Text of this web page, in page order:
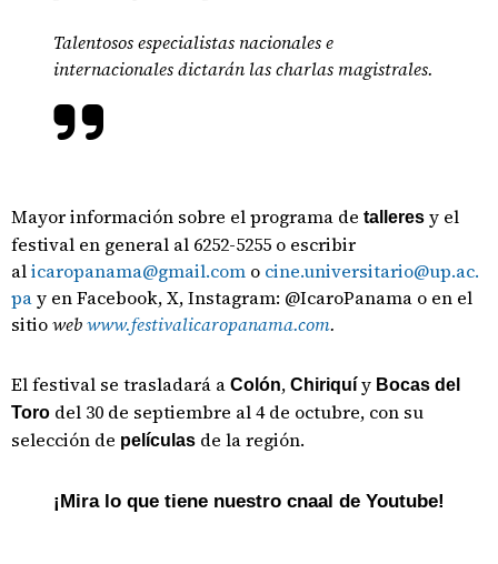
Talentosos especialistas nacionales e
internacionales dictarán las charlas magistrales.
Mayor información sobre el programa de talleres y el
festival en general al 6252-5255 o escribir
alicaropanama@gmail.com o cine.universitario@up.ac.
pay en Facebook, X, Instagram: @IcaroPanama o en el
sitiowebwww.festivalicaropanama.com.
El festival se trasladará a Colón, Chiriquí y Bocas del
Toro del 30 de septiembre al 4 de octubre, con su
selección de películas de la región.
¡Mira lo que tiene nuestro cnaal de Youtube!